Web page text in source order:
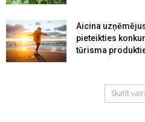
Aicina
pieteikties
tūrisma
Skatīt